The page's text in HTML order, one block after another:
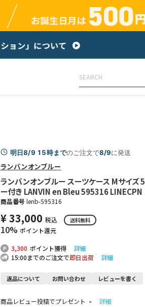
明日8/9 15時までのご注文で8/9に発送
ランバンオンブルー
ランバンオンブルー スーツケース Mサイズ
ー付き LANVIN en Bleu 595316 LINECPN
商品番号 lenb-595316
¥33,000 税込 送料無料
10% ポイント還元
3,300 ポイント獲得
詳細
15:00までのご注文で即日出荷 詳細
返品について お問い合わせ レビューを書く
商品レビュー投稿でプレゼント 詳細